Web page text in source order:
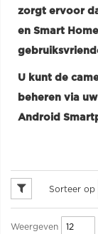
zorgt ervoor
en Smart
U kunt de
beheren via
Android
Sorteer op
Weergeven